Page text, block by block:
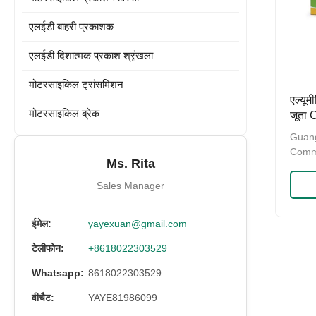
एलईडी बाहरी प्रकाशक
एलईडी दिशात्मक प्रकाश श्रृंखला
मोटरसाइकिल ट्रांसमिशन
मोटरसाइकिल ब्रेक
Ms. Rita
Sales Manager
ईमेल: yayexuan@gmail.com
टेलीफोन: +8618022303529
Whatsapp: 8618022303529
वीचैट: YAYE81986099
जूता
फ्रंट
was